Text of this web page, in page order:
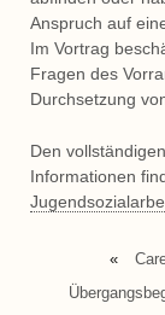
Anspruch auf
Im Vortrag
Fragen des
Durchsetzung
Den
Informationen
«